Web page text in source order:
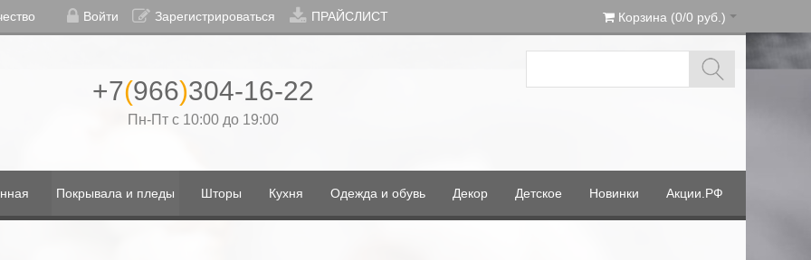
Войти Зарегистрироваться ПРАЙСЛИСТ Корзина (0/0 руб.)
+7(966)304-16-22
Пн-Пт с 10:00 до 19:00
Покрывала и пледы Шторы Кухня Одежда и обувь Декор Детское Новинки Акции.РФ